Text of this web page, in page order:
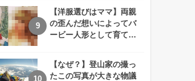
【洋服選びはママ】両親
の歪んだ想いによってバ
ービー人形として育てら
【なぜ？】登山家の撮っ
たこの写真が大きな物議